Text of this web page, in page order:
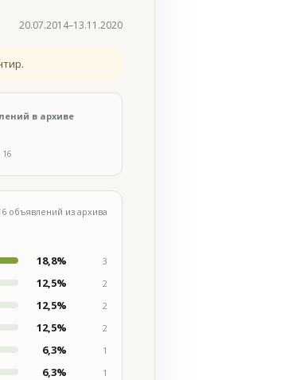
20.07.2014–13.11.2020
в архиве
16
объявлений из архива
18,8%
3
12,5%
2
12,5%
2
12,5%
2
6,3%
1
6,3%
1